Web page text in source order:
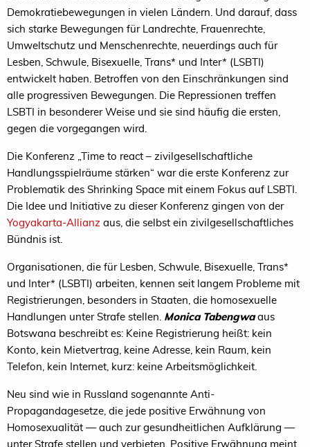
Demokratiebewegungen in vielen Ländern. Und darauf, dass
sich starke Bewegungen für Landrechte, Frauenrechte,
Umweltschutz und Menschenrechte, neuerdings auch für
Lesben, Schwule, Bisexuelle, Trans* und Inter* (LSBTI)
entwickelt haben. Betroffen von den Einschränkungen sind
alle progressiven Bewegungen. Die Repressionen treffen
LSBTI in besonderer Weise und sie sind häufig die ersten,
gegen die vorgegangen wird.
Die Konferenz „Time to react – zivilgesellschaftliche
Handlungsspielräume stärken“ war die erste Konferenz zur
Problematik des Shrinking Space mit einem Fokus auf LSBTI.
Die Idee und Initiative zu dieser Konferenz gingen von der
Yogyakarta-Allianz aus, die selbst ein zivilgesellschaftliches
Bündnis ist.
Organisationen, die für Lesben, Schwule, Bisexuelle, Trans*
und Inter* (LSBTI) arbeiten, kennen seit langem Probleme mit
Registrierungen, besonders in Staaten, die homosexuelle
Handlungen unter Strafe stellen. Monica Tabengwaaus
Botswana beschreibt es: Keine Registrierung heißt: kein
Konto, kein Mietvertrag, keine Adresse, kein Raum, kein
Telefon, kein Internet, kurz: keine Arbeitsmöglichkeit.
Neu sind wie in Russland sogenannte Anti-
Propagandagesetze, die jede positive Erwähnung von
Homosexualität — auch zur gesundheitlichen Aufklärung —
unter Strafe stellen und verbieten. Positive Erwähnung meint